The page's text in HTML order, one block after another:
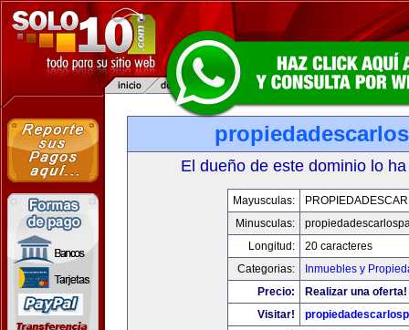
El dueño de este dominio lo
Mayusculas:
Minusculas:
Longitud:
20 caracteres
Categorias:
Inmuebles y
Precio:
Realizar una oferta!
Visitar!